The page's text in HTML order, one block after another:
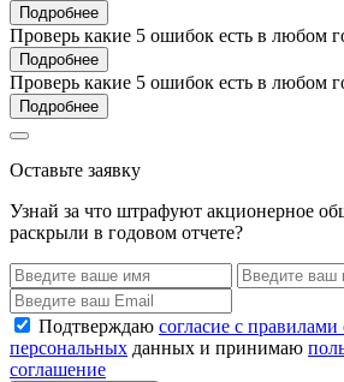
Подробнее
Проверь какие 5 ошибок есть в любом
Подробнее
Проверь какие 5 ошибок есть в любом
Подробнее
Оставьте заявку
Узнай за что штрафуют акционерное
раскрыли в годовом отчете?
Подтверждаю согласие с правилами
персональных данных и принимаю
соглашение